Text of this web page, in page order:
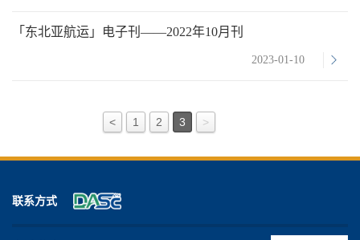
「东北亚航运」电子刊——2022年10月刊
2023-01-10
< 1 2 3 >
联系方式